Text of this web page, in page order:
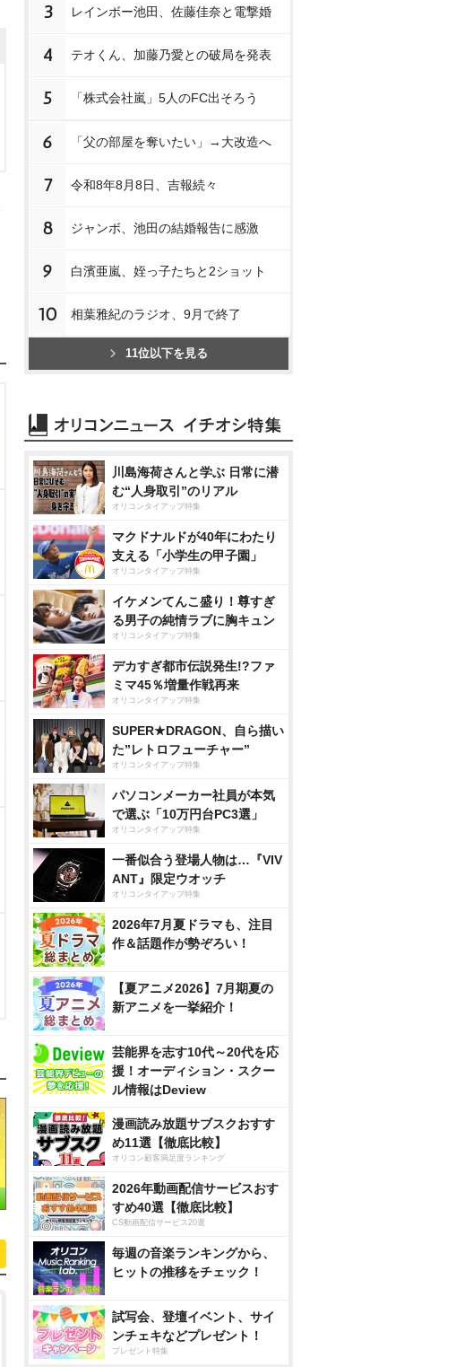
3 レインボー池田、佐藤佳奈と電撃婚
4 テオくん、加藤乃愛との破局を発表
5 「株式会社嵐」5人のFC出そろう
6 「父の部屋を奪いたい」→大改造へ
7 令和8年8月8日、吉報続々
8 ジャンボ、池田の結婚報告に感激
9 白濱亜嵐、姪っ子たちと2ショット
10 相葉雅紀のラジオ、9月で終了
11位以下を見る
川島海荷さんと学ぶ 日常に潜
む“人身取引”のリアル
オリコンタイアップ特集
マクドナルドが40年にわたり
支える「小学生の甲子園」
オリコンタイアップ特集
イケメンてんこ盛り！尊すぎ
る男子の純情ラブに胸キュン
オリコンタイアップ特集
デカすぎ都市伝説発生!?ファ
ミマ45％増量作戦再来
オリコンタイアップ特集
SUPER★DRAGON、自ら描い
た”レトロフューチャー”
オリコンタイアップ特集
パソコンメーカー社員が本気
で選ぶ「10万円台PC3選」
オリコンタイアップ特集
一番似合う登場人物は…『VIV
ANT』限定ウオッチ
オリコンタイアップ特集
2026年7月夏ドラマも、注目
作＆話題作が勢ぞろい！
【夏アニメ2026】7月期夏の
新アニメを一挙紹介！
芸能界を志す10代～20代を応
援！オーディション・スクー
ル情報はDeview
漫画読み放題サブスクおすす
め11選【徹底比較】
オリコン顧客満足度ランキング
2026年動画配信サービスおす
すめ40選【徹底比較】
CS動画配信サービス20選
毎週の音楽ランキングから、
ヒットの推移をチェック！
試写会、登壇イベント、サイ
ンチェキなどプレゼント！
プレゼント特集